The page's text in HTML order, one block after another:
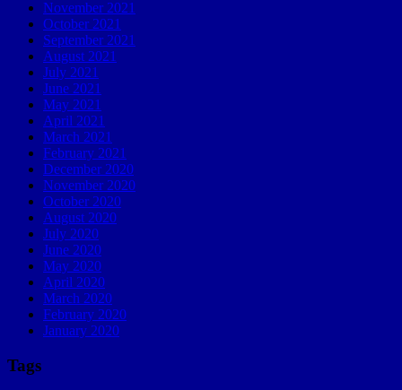
November 2021
October 2021
September 2021
August 2021
July 2021
June 2021
May 2021
April 2021
March 2021
February 2021
December 2020
November 2020
October 2020
August 2020
July 2020
June 2020
May 2020
April 2020
March 2020
February 2020
January 2020
Tags